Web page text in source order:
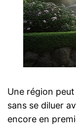
Une région
sans se diluer
encore en